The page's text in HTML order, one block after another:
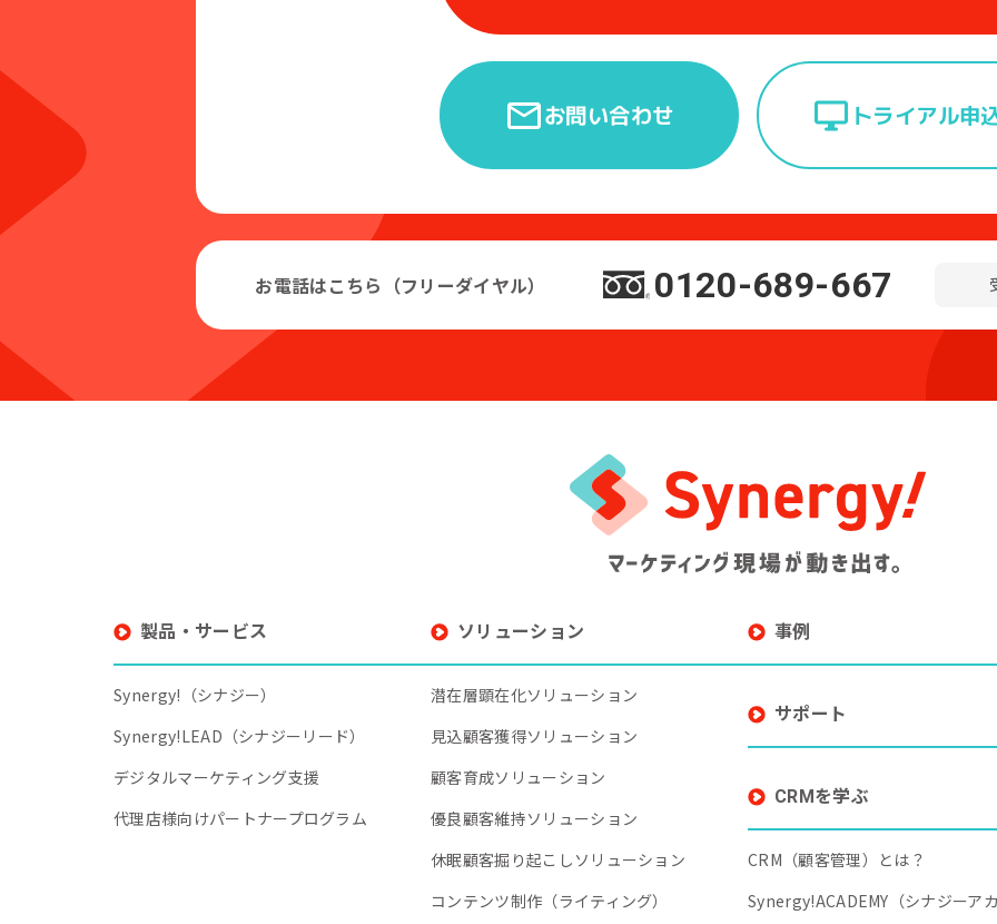
お問い合わせ トライアル申
お電話はこちら（フリーダイヤル） 0120-689-667
製品・サービス
Synergy!（シナジー）
Synergy!LEAD（シナジーリード）
デジタルマーケティング支援
代理店様向けパートナープログラム
ソリューション
潜在層顕在化ソリューション
見込顧客獲得ソリューション
顧客育成ソリューション
優良顧客維持ソリューション
休眠顧客掘り起こしソリューション
コンテンツ制作（ライティング）
事例
サポート
CRMを学ぶ
CRM（顧客管理）とは？
Synergy!ACADEMY（シナジーア